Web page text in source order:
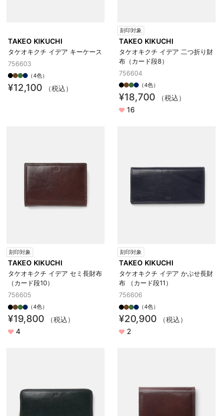
TAKEO KIKUCHI
タケオキクチ イデア キーケース
756603
（4色）
¥12,100 （税込）
刻印対象
TAKEO KIKUCHI
タケオキクチ イデア 二つ折り財
布（カード段8）
756604
（4色）
¥18,700
（税込）
16
刻印対象
TAKEO KIKUCHI
タケオキクチ イデア セミ長財布
（カード段10）
756605
（4色）
¥19,800
（税込）
4
刻印対象
TAKEO KIKUCHI
タケオキクチ イデア かぶせ長財
布 （カード段11）
756606
（4色）
¥20,900
（税込）
2